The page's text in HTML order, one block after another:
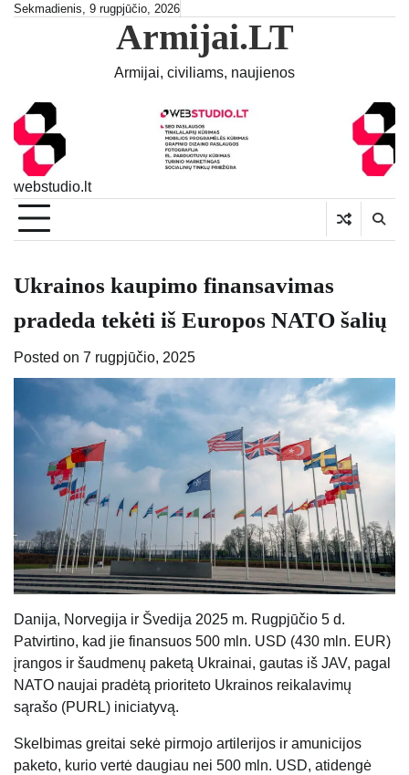
SkipSekmadienis, 9 rugpjūčio, 2026
Armijai.LT
Armijai, civiliams, naujienos
webstudio.lt
Ukrainos kaupimo finansavimas
pradeda tekėti iš Europos NATO šalių
Posted on 7 rugpjūčio, 2025
Danija, Norvegija ir Švedija 2025 m. Rugpjūčio 5 d.
Patvirtino, kad jie finansuos 500 mln. USD (430 mln. EUR)
įrangos ir šaudmenų paketą Ukrainai, gautas iš JAV, pagal
NATO naujai pradėtą prioriteto Ukrainos reikalavimų
sąrašo (PURL) iniciatyvą.
Skelbimas greitai sekė pirmojo artilerijos ir amunicijos
paketo, kurio vertė daugiau nei 500 mln. USD, atidengė